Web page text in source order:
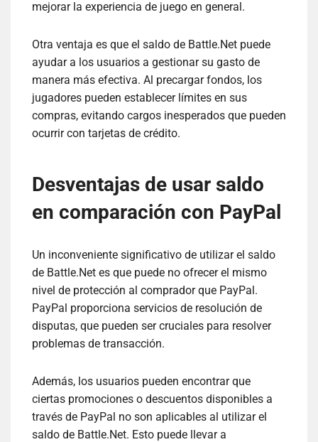
mejorar la experiencia de juego en general.
Otra ventaja es que el saldo de Battle.Net puede
ayudar a los usuarios a gestionar su gasto de
manera más efectiva. Al precargar fondos, los
jugadores pueden establecer límites en sus
compras, evitando cargos inesperados que pueden
ocurrir con tarjetas de crédito.
Desventajas de usar saldo
en comparación con PayPal
Un inconveniente significativo de utilizar el saldo
de Battle.Net es que puede no ofrecer el mismo
nivel de protección al comprador que PayPal.
PayPal proporciona servicios de resolución de
disputas, que pueden ser cruciales para resolver
problemas de transacción.
Además, los usuarios pueden encontrar que
ciertas promociones o descuentos disponibles a
través de PayPal no son aplicables al utilizar el
saldo de Battle.Net. Esto puede llevar a